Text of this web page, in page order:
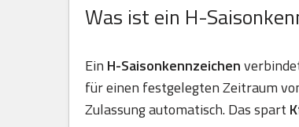
Was ist ein H-
Ein H-Saisonkennzeichen
für einen festgelegten Zeitraum
Zulassung automatisch. Das spart